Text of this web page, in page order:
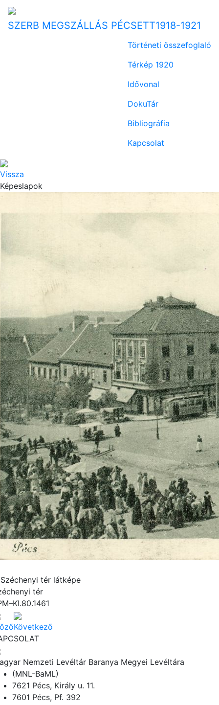
SZERB MEGSZÁLLÁS PÉCSETT1918-1921
Történeti összefoglaló
Térkép 1920
Idővonal
DokuTár
Bibliográfia
Kapcsolat
Vissza
Képeslapok
tér látképe
tér
Következő
Nemzeti Levéltár Baranya Megyei Levéltára
(MNL-BaML)
7621 Pécs, Király u. 11.
7601 Pécs, Pf. 392